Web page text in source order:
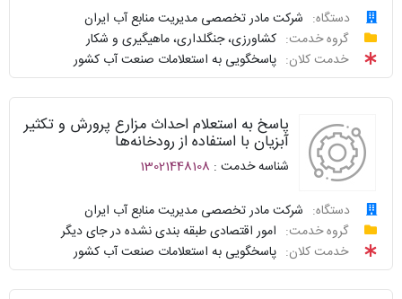
سامانه
خدمات
دولت
توافقنامه
نظرسنجی
سوالات
سامانه
خدمات
دولت
دستگاه:
شرکت مادر تخصصی مدیریت منابع آب ایران
گروه خدمت:
کشاورزی، جنگلداری، ماهیگیری و شکار
خدمت کلان:
پاسخگویی به استعلامات صنعت آب کشور
درخواست
پیگیری
واحد
پاسخگو
توافقنامه
پاسخ به استعلام احداث مزارع پرورش و تکثیر
آبزیان با استفاده از رودخانه‌ها
شناسه خدمت : 13021448108
دستگاه:
شرکت مادر تخصصی مدیریت منابع آب ایران
گروه خدمت:
امور اقتصادی طبقه بندی نشده در جای دیگر
خدمت کلان:
پاسخگویی به استعلامات صنعت آب کشور
درخواست
پیگیری